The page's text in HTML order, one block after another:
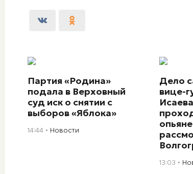
Партия «Родина»
подала в Верховный
суд иск о снятии с
выборов «Яблока»
14:44 Новости
Дело
вице-
13:03